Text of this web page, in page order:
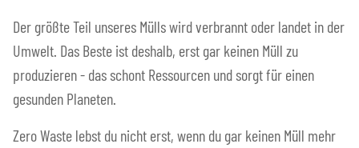
Der größte Teil unseres Mülls wird verbrannt oder landet in der
Umwelt. Das Beste ist deshalb, erst gar keinen Müll zu
produzieren - das schont Ressourcen und sorgt für einen
gesunden Planeten.
Zero Waste lebst du nicht erst, wenn du gar keinen Müll mehr